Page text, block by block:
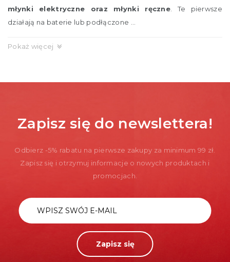
młynki elektryczne oraz młynki ręczne . Te pierwsze
działają na baterie lub podłączone ...
Pokaż więcej
Zapisz się do newslettera!
Odbierz -5% rabatu na pierwsze zakupy za minimum 99 zł.
Zapisz się i otrzymuj informacje o nowych produktach i
promocjach.
Zapisz się